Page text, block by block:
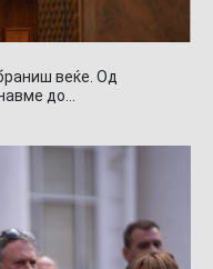
веќе. Од
до…